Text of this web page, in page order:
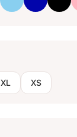
optique
Bleu bébéBleu royal
Noir
XL XS